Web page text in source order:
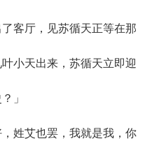
客厅，见苏循天正等在那
小天出来，苏循天立即迎
」
姓艾也罢，我就是我，你